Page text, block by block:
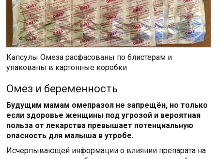
Капсулы Омеза расфасованы по блистерам и
упакованы в картонные коробки
Омез и беременность
Будущим мамам омепразол не запрещён, но только
если здоровье женщины под угрозой и вероятная
польза от лекарства превышает потенциальную
опасность для малыша в утробе.
Исчерпывающей информации о влиянии препарата на